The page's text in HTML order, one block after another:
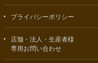
プライバシーポリシー
店舗・法人・生産者様
専用お問い合わせ